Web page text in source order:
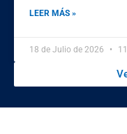
LEER MÁS »
18 de Julio de 2026